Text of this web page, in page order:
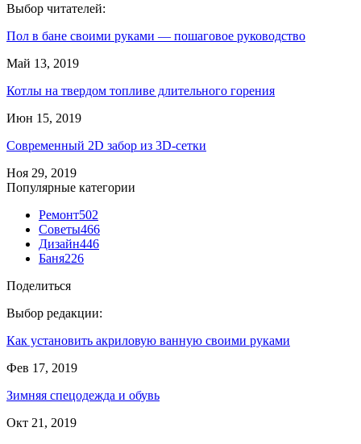
Выбор читателей:
Пол в бане своими руками — пошаговое руководство
Май 13, 2019
Котлы на твердом топливе длительного горения
Июн 15, 2019
Современный 2D забор из 3D-сетки
Ноя 29, 2019
Популярные категории
Ремонт502
Советы466
Дизайн446
Баня226
Поделиться
Выбор редакции:
Как установить акриловую ванную своими руками
Фев 17, 2019
Зимняя спецодежда и обувь
Окт 21, 2019